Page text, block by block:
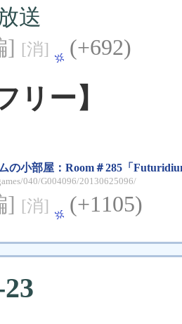
送
] [消] (+692)
リー】
の小部屋：Room＃285「
040/G004096/20130625096/
] [消] (+1105)